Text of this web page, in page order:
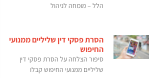
הלל – מומחה לניהול
הסרת פסקי דין שליליים ממנועי
החיפוש
סיפור הצלחה על הסרת פסקי דין
שליליים ממנועי החיפוש קבלו